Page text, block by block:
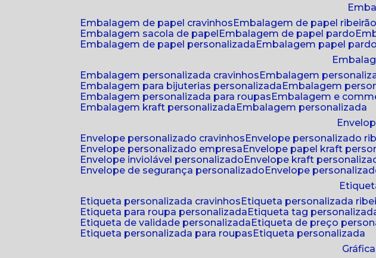
embalagem de papel cravinhos
embalagem de papel
embalagem sacola de papel
embalagem de papel pardo
embalagem de papel personalizada
embalagem papel pardo
embalagem personalizada cravinhos
embalagem
embalagem para bijuterias personalizada
embalagem
embalagem personalizada para roupas
embalagem e
embalagem kraft personalizada
embalagem personalizada
envelope personalizado cravinhos
envelope personalizado
envelope personalizado empresa
envelope papel kraft
envelope inviolável personalizado
envelope kraft
envelope de segurança personalizado
envelope
etiqueta personalizada cravinhos
etiqueta personalizada
etiqueta para roupa personalizada
etiqueta tag
etiqueta de validade personalizada
etiqueta de preço
etiqueta personalizada para roupas
etiqueta personalizada